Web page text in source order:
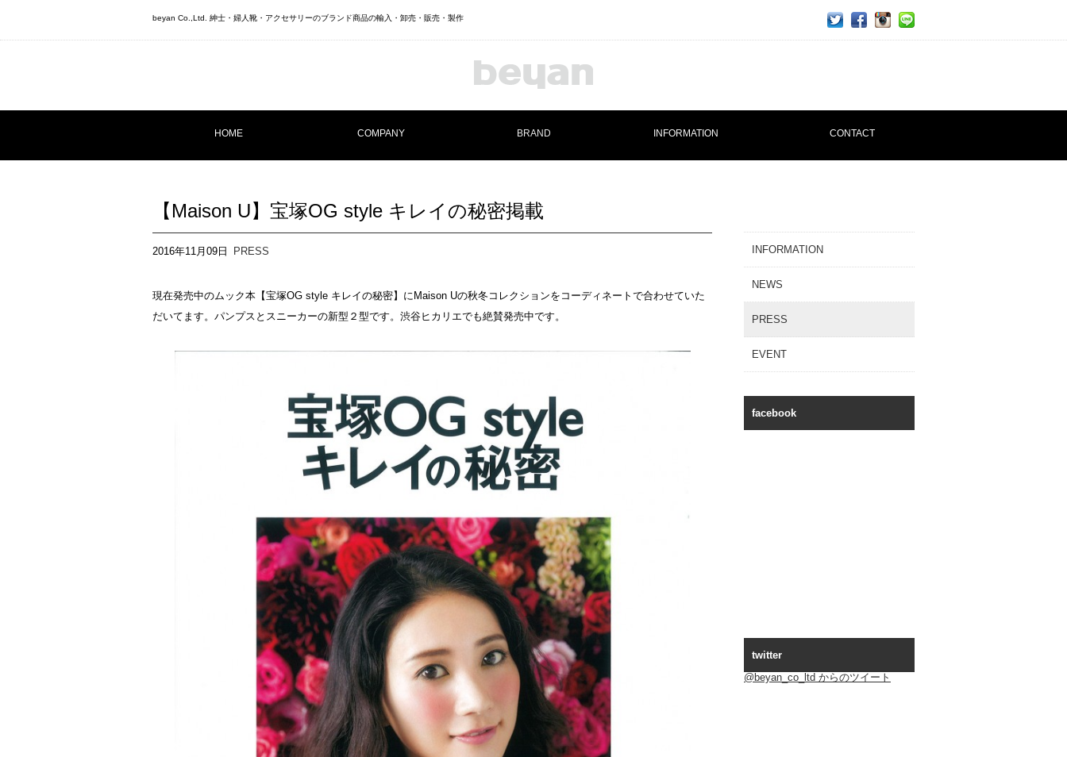
beyan Co.,Ltd. 紳士・婦人靴・アクセサリーのブランド商品の輸入・卸売・販売・製作 facebookins line
HOME COMPANY BRAND INFORMATION CONTACT
【Maison U】宝塚OG style キレイの秘密掲載
2016年11月09日 PRESS
現在発売中のムック本【宝塚OG style キレイの秘密】にMaison Uの秋冬コレクションをコーディネートで合わせていた
だいてます。パンプスとスニーカーの新型２型です。渋谷ヒカリエでも絶賛発売中です。
INFORMATION
NEWS
PRESS
EVENT
facebook
twitter
@beyan_co_ltd からのツイート